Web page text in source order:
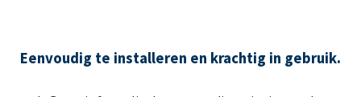
Eenvoudig te installeren en krachtig in gebruik.